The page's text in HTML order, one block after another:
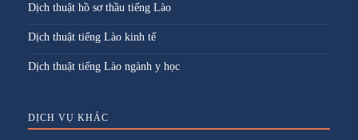
Dịch thuật hồ sơ thầu tiếng Lào
Dịch thuật tiếng Lào kinh tế
Dịch thuật tiếng Lào ngành y học
DỊCH VỤ KHÁC